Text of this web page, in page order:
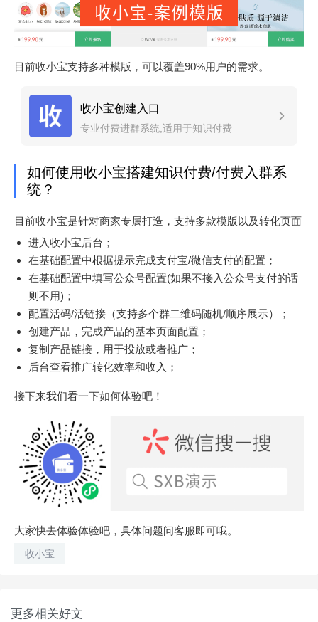
目前收小宝支持多种模版，可以覆盖90%用户的需求。
收小宝创建入口
专业付费进群系统,适用于知识付费
如何使用收小宝搭建知识付费/付费入群系
统？
目前收小宝是针对商家专属打造，支持多款模版以及转化页面
进入收小宝后台；
在基础配置中根据提示完成支付宝/微信支付的配置；
在基础配置中填写公众号配置(如果不接入公众号支付的话
则不用)；
配置活码/活链接（支持多个群二维码随机/顺序展示）；
创建产品，完成产品的基本页面配置；
复制产品链接，用于投放或者推广；
后台查看推广转化效率和收入；
接下来我们看一下如何体验吧！
大家快去体验体验吧，具体问题问客服即可哦。
收小宝
更多相关好文